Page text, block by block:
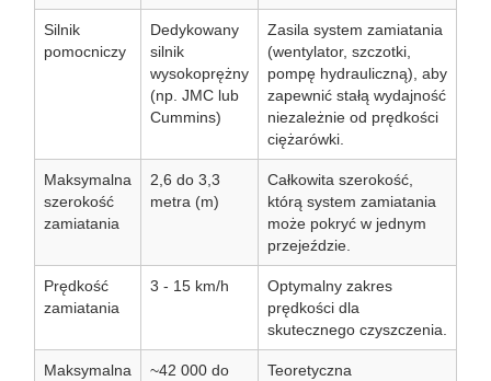
Silnik
pomocniczy
Dedykowany
silnik
wysokoprężny
(np. JMC lub
Cummins)
Zasila system zamiatania
(wentylator, szczotki,
pompę hydrauliczną), aby
zapewnić stałą wydajność
niezależnie od prędkości
ciężarówki.
Maksymalna
szerokość
zamiatania
2,6 do 3,3
metra (m)
Całkowita szerokość,
którą system zamiatania
może pokryć w jednym
przejeździe.
Prędkość
zamiatania
3 - 15 km/h
Optymalny zakres
prędkości dla
skutecznego czyszczenia.
Maksymalna
~42 000 do
Teoretyczna